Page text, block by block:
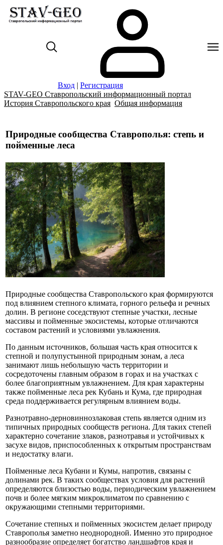
Вход | Регистрация
STAV-GEO Ставропольский информационный портал
История Ставропольского края Общая информация
Природные сообщества Ставрополья: степь и
пойменные леса
Природные сообщества Ставропольского края формируются
под влиянием степного климата, горного рельефа и речных
долин. В регионе соседствуют степные участки, лесные
массивы и пойменные экосистемы, которые отличаются
составом растений и условиями увлажнения.
По данным источников, большая часть края относится к
степной и полупустынной природным зонам, а леса
занимают лишь небольшую часть территории и
сосредоточены главным образом в горах и на участках с
более благоприятным увлажнением. Для края характерны
также пойменные леса рек Кубань и Кума, где природная
среда поддерживается регулярным влиянием воды.
Разнотравно-дерновиннозлаковая степь является одним из
типичных природных сообществ региона. Для таких степей
характерно сочетание злаков, разнотравья и устойчивых к
засухе видов, приспособленных к открытым пространствам
и недостатку влаги.
Пойменные леса Кубани и Кумы, напротив, связаны с
долинами рек. В таких сообществах условия для растений
определяются близостью воды, периодическим увлажнением
почв и более мягким микроклиматом по сравнению с
окружающими степными территориями.
Сочетание степных и пойменных экосистем делает природу
Ставрополья заметно неоднородной. Именно это природное
разнообразие определяет богатство ландшафтов края и